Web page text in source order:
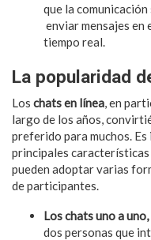
que la
enviar mensajes en
tiempo real.
La popularidad
Los chats en línea, en
largo de los años,
preferido para muchos.
principales
pueden adoptar varias
de participantes.
Los chats uno a
dos personas que